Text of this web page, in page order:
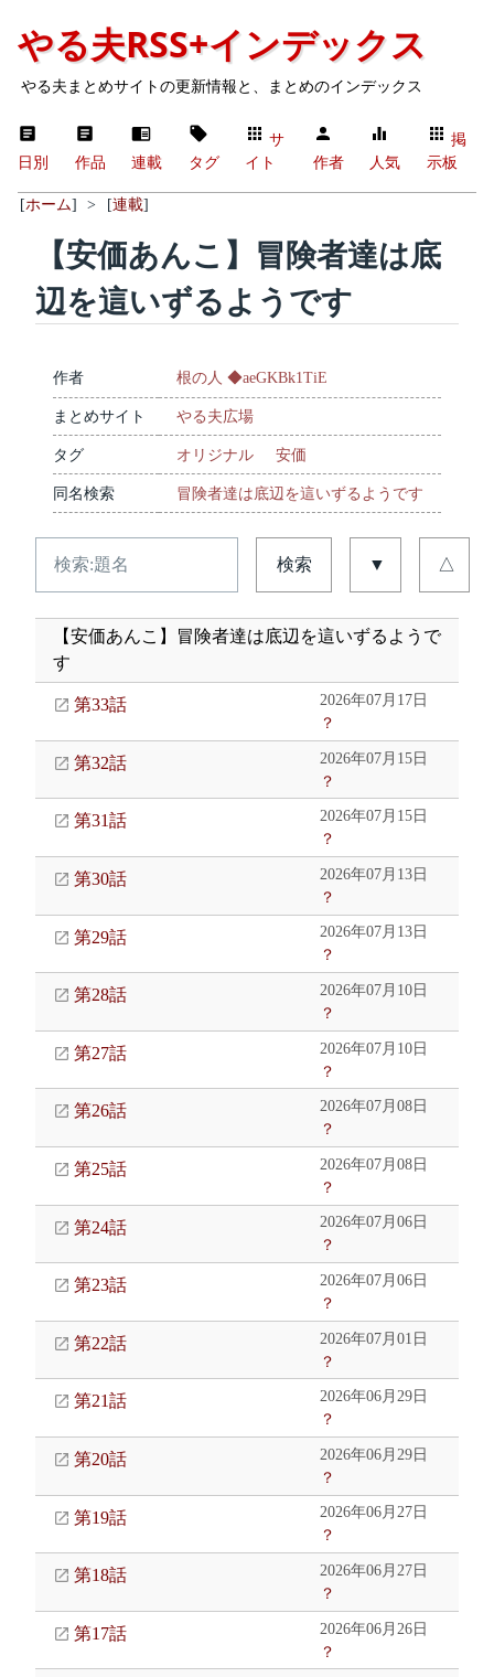
やる夫RSS+インデックス
やる夫まとめサイトの更新情報と、まとめのインデックス
日別 作品 連載 タグ
サ
イト
作者 人気
掲
示板
[ホーム] > [連載]
【安価あんこ】冒険者達は底
辺を這いずるようです
作者 根の人 ◆aeGKBk1TiE
まとめサイト やる夫広場
タグ オリジナル 安価
同名検索 冒険者達は底辺を這いずるようです
検索 ▼ △
【安価あんこ】冒険者達は底辺を這いずるようで
す
第33話
2026年07月17日
？
第32話
2026年07月15日
？
第31話
2026年07月15日
？
第30話
2026年07月13日
？
第29話
2026年07月13日
？
第28話
2026年07月10日
？
第27話
2026年07月10日
？
第26話
2026年07月08日
？
第25話
2026年07月08日
？
第24話
2026年07月06日
？
第23話
2026年07月06日
？
第22話
2026年07月01日
？
第21話
2026年06月29日
？
第20話
2026年06月29日
？
第19話
2026年06月27日
？
第18話
2026年06月27日
？
第17話
2026年06月26日
？